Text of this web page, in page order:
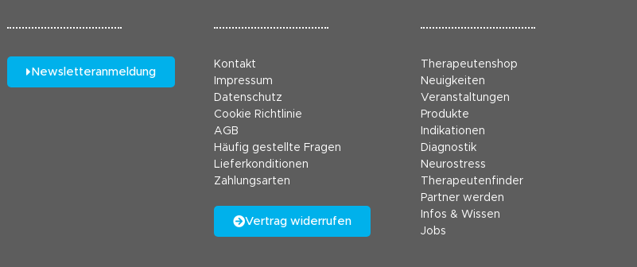
Newsletteranmeldung
Kontakt
Impressum
Datenschutz
Cookie Richtlinie
AGB
Häufig gestellte Fragen
Lieferkonditionen
Zahlungsarten
Vertrag widerrufen
Therapeutenshop
Neuigkeiten
Veranstaltungen
Produkte
Indikationen
Diagnostik
Neurostress
Therapeutenfinder
Partner werden
Infos & Wissen
Jobs